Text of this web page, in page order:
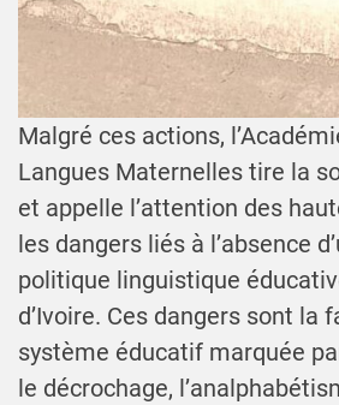
Malgré ces actions,
Langues Maternelles tire la
et appelle l’attention des
les dangers liés à l’absence
politique linguistique
d’Ivoire. Ces dangers sont la
système éducatif marquée
le décrochage,